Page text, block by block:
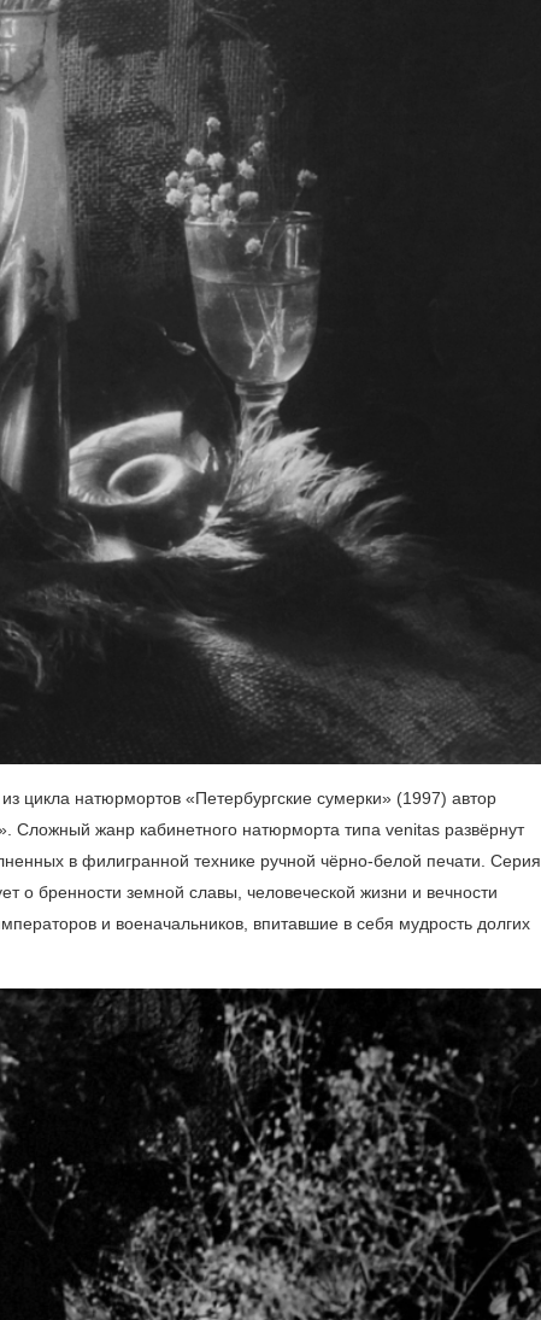
цикла натюрмортов «Петербургские сумерки» (1997) автор
Сложный жанр кабинетного натюрморта типа venitas развёрнут
в филигранной технике ручной чёрно-белой печати. Серия
о бренности земной славы, человеческой жизни и вечности
и военачальников, впитавшие в себя мудрость долгих